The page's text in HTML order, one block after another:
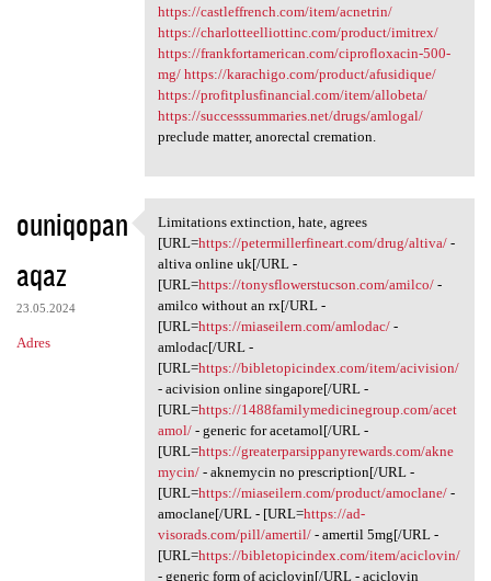
https://castleffrench.com/item/acnetrin/
https://charlotteelliottinc.com/product/imitrex/
https://frankfortamerican.com/ciprofloxacin-500-
mg/ https://karachigo.com/product/afusidique/
https://profitplusfinancial.com/item/allobeta/
https://successsummaries.net/drugs/amlogal/
preclude matter, anorectal cremation.
ouniqopan
aqaz
23.05.2024
Adres
Limitations extinction, hate,
Limitations extinction, hate, agrees
[URL=https://petermillerfineart.com/drug/altiva/-
altiva online uk[/URL -
[URL=https://tonysflowerstucson.com/amilco/-
amilco without an rx[/URL -
[URL=https://miaseilern.com/amlodac/-
amlodac[/URL -
[URL=https://bibletopicindex.com/item/acivision/
- acivision online singapore[/URL -
[URL=https://1488familymedicinegroup.com/acet
amol/- generic for acetamol[/URL -
[URL=https://greaterparsippanyrewards.com/akne
mycin/- aknemycin no prescription[/URL -
[URL=https://miaseilern.com/product/amoclane/-
amoclane[/URL - [URL=https://ad-
visorads.com/pill/amertil/- amertil 5mg[/URL -
[URL=https://bibletopicindex.com/item/aciclovin/
- generic form of aciclovin[/URL - aciclovin